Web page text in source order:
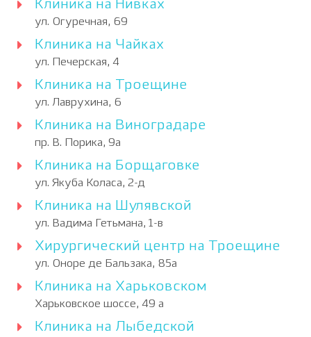
Клиника на Нивках
ул. Огуречная, 69
Клиника на Чайках
ул. Печерская, 4
Клиника на Троещине
ул. Лаврухина, 6
Клиника на Виноградаре
пр. В. Порика, 9а
Клиника на Борщаговке
ул. Якуба Коласа, 2-д
Клиника на Шулявской
ул. Вадима Гетьмана, 1-в
Хирургический центр на Троещине
ул. Оноре де Бальзака, 85а
Клиника на Харьковском
Харьковское шоссе, 49 а
Клиника на Лыбедской